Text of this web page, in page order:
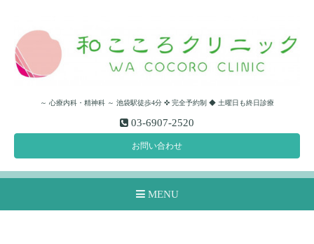
～ 心療内科・精神科 ～ 池袋駅徒歩4分 ✜ 完全予約制 ◆ 土曜日も終日診療
03-6907-2520
お問い合わせ
MENU